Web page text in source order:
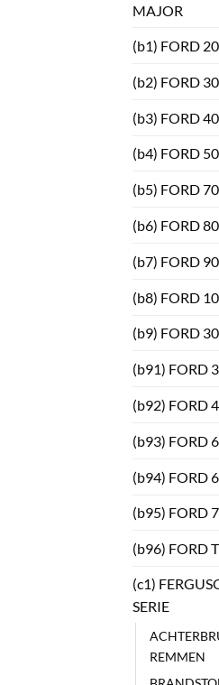
MAJOR
(b1) FORD
(b2) FORD
(b3) FORD
(b4) FORD
(b5) FORD
(b6) FORD
(b7) FORD
(b8) FORD
(b9) FORD
(b91) FORD
(b92) FORD
(b93) FORD
(b94) FORD
(b95) FORD
(b96) FORD
(c1)
SERIE
REMMEN